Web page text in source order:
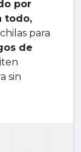
por
todo,
para
de
sin